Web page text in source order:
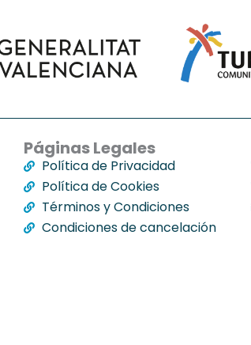
Páginas Legales
Política de Privacidad
Política de Cookies
Términos y Condiciones
Condiciones de cancelación